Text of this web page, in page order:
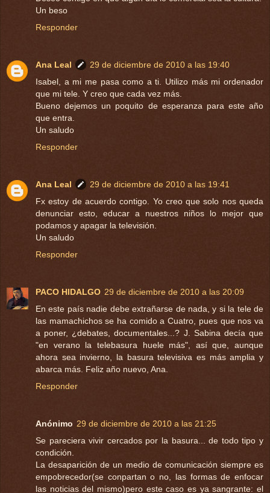
Un beso
Responder
Ana Leal
29 de diciembre de 2010 a las 19:40
Isabel, a mi me pasa como a ti. Utilizo más mi ordenador
que mi tele. Y creo que cada vez más.
Bueno dejemos un poquito de esperanza para este año
que entra.
Un saludo
Responder
Ana Leal
29 de diciembre de 2010 a las 19:41
Fx estoy de acuerdo contigo. Yo creo que solo nos queda
denunciar esto, educar a nuestros niños lo mejor que
podamos y apagar la televisión.
Un saludo
Responder
PACO HIDALGO 29 de diciembre de 2010 a las 20:09
En este país nadie debe extrañarse de nada, y si la tele de
las mamachichos se ha comido a Cuatro, pues que nos va
a poner, ¿debates, documentales...? J. Sabina decía que
"en verano la telebasura huele más", así que, aunque
ahora sea invierno, la basura televisiva es más amplia y
abarca más. Feliz año nuevo, Ana.
Responder
Anónimo 29 de diciembre de 2010 a las 21:25
Se pareciera vivir cercados por la basura... de todo tipo y
condición.
La desaparición de un medio de comunicación siempre es
empobrecedor(se conpartan o no, las formas de enfocar
las noticias del mismo)pero este caso es ya sangrante: el